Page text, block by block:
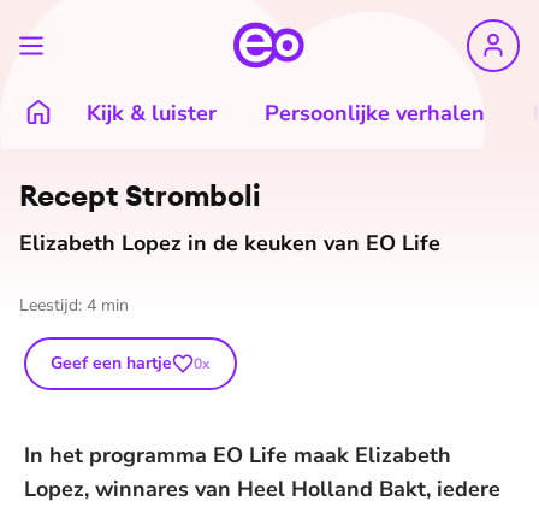
Kijk & luister Persoonlijke verhalen
Recept Stromboli
Elizabeth Lopez in de keuken van EO Life
Leestijd: 4 min
Geef een hartje 0x
In het programma EO Life maak Elizabeth
Lopez, winnares van Heel Holland Bakt, iedere